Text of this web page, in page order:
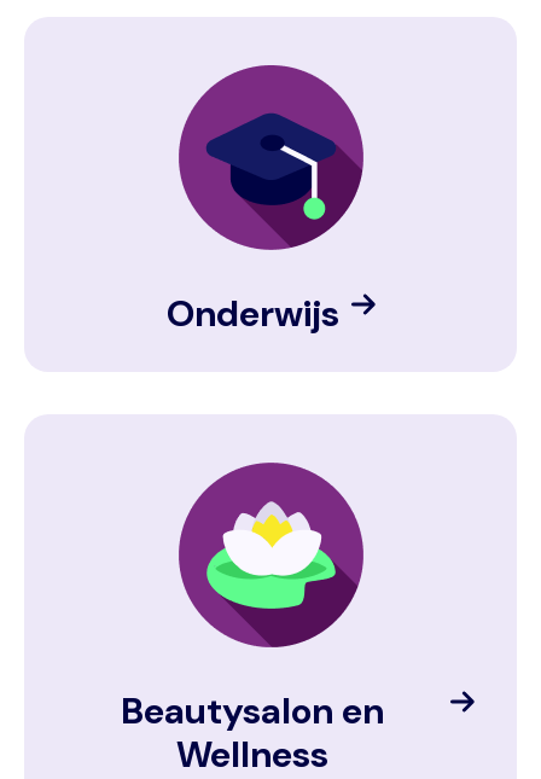
Image
Onderwijs
Image
Beautysalon en
Wellness